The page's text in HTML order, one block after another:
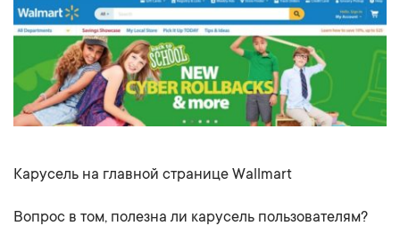
Карусель на главной странице Wallmart
Вопрос в том, полезна ли карусель пользователям?